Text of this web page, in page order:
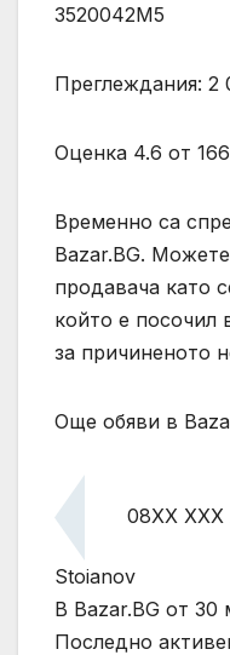
3520042M5
Преглеждания: 2
Оценка 4.6 от 166
Временно са
Bazar.BG.
продавача като
който е посочил
за причиненото
Още обяви в
08XX
Stoianov
В Bazar.BG от 30
Последно